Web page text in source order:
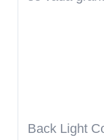
Back Light